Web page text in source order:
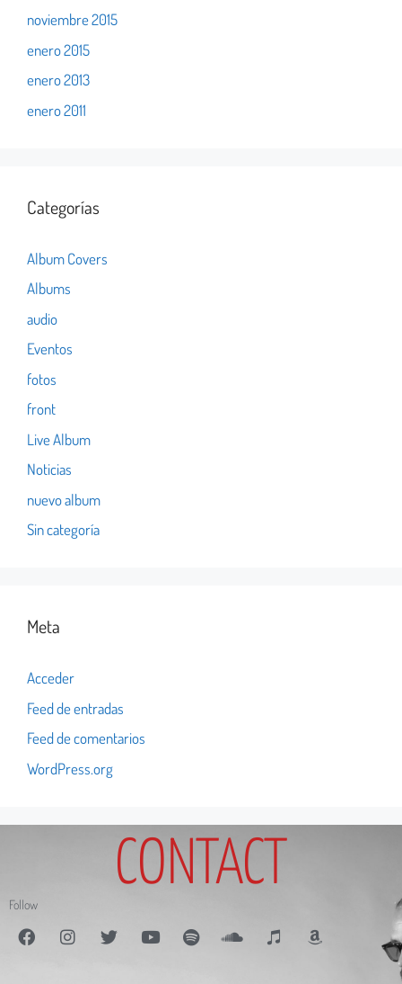
noviembre 2015
enero 2015
enero 2013
enero 2011
Categorías
Album Covers
Albums
audio
Eventos
fotos
front
Live Album
Noticias
nuevo album
Sin categoría
Meta
Acceder
Feed de entradas
Feed de comentarios
WordPress.org
CONTACT
Follow